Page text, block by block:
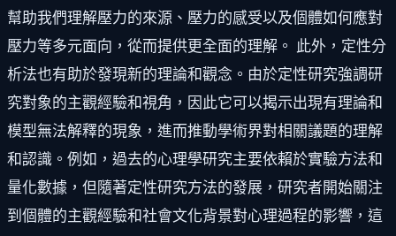
幫助我們理解壓力的來源、壓力的感受以及個體如何應對
壓力等多元面向，從而提供更全面的理解。 此外，定性分
析法也有助於發現新的理論和觀念。由於定性研究強調研
究對象的主觀經驗和視角，因此它可以揭示出現有理論和
模型無法解釋的現象，進而推動學術界對相關議題的理解
和認識。例如，過去的心理學研究主要依賴於實驗方法和
量化數據，但隨著定性研究方法的發展，研究者開始關注
到個體的主觀經驗和社會文化背景對心理過程的影響，這